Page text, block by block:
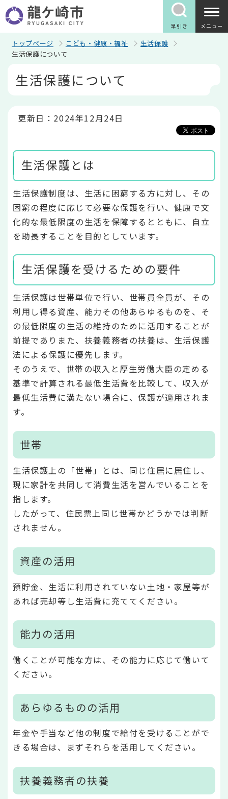
の
ペ
早引き メニュー
トップページ こども・健康・福祉
生活保護
生活保護について
生活保護について
更新日：2024年12月24日
生活保護とは
生活保護制度は、生活に困窮する方に対し、その
困窮の程度に応じて必要な保護を行い、健康で文
化的な最低限度の生活を保障するとともに、自立
を助長することを目的としています。
生活保護を受けるための要件
生活保護は世帯単位で行い、世帯員全員が、その
利用し得る資産、能力その他あらゆるものを、そ
の最低限度の生活の維持のために活用することが
前提でありまた、扶養義務者の扶養は、生活保護
法による保護に優先します。
そのうえで、世帯の収入と厚生労働大臣の定める
基準で計算される最低生活費を比較して、収入が
最低生活費に満たない場合に、保護が適用されま
す。
世帯
生活保護上の「世帯」とは、同じ住居に居住し、
現に家計を共同して消費生活を営んでいることを
指します。
したがって、住民票上同じ世帯かどうかでは判断
されません。
資産の活用
預貯金、生活に利用されていない土地・家屋等が
あれば売却等し生活費に充ててください。
能力の活用
働くことが可能な方は、その能力に応じて働いて
ください。
あらゆるものの活用
年金や手当など他の制度で給付を受けることがで
きる場合は、まずそれらを活用してください。
扶養義務者の扶養